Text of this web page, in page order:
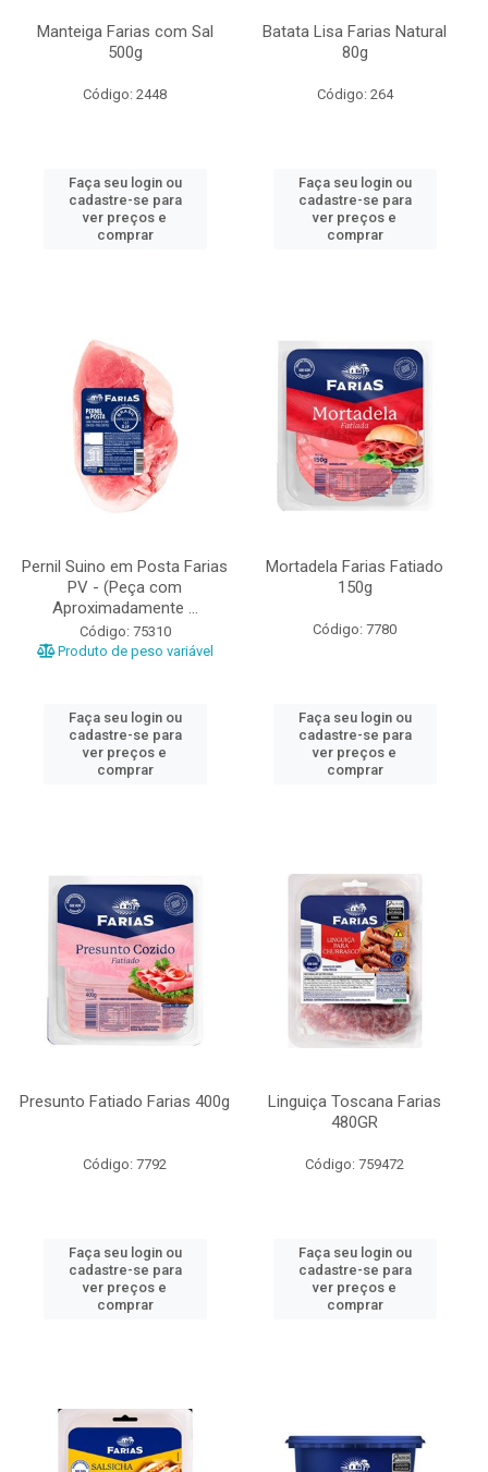
Manteiga Farias com Sal
500g
Código: 2448
Faça seu login ou
cadastre-se para
ver preços e
comprar
Batata Lisa Farias Natural
80g
Código: 264
Faça seu login ou
cadastre-se para
ver preços e
comprar
Pernil Suino em Posta Farias
PV - (Peça com
Aproximadamente ...
Código: 75310
Produto de peso variável
Faça seu login ou
cadastre-se para
ver preços e
comprar
Mortadela Farias Fatiado
150g
Código: 7780
Faça seu login ou
cadastre-se para
ver preços e
comprar
Presunto Fatiado Farias 400g
Código: 7792
Faça seu login ou
cadastre-se para
ver preços e
comprar
Linguiça Toscana Farias
480GR
Código: 759472
Faça seu login ou
cadastre-se para
ver preços e
comprar